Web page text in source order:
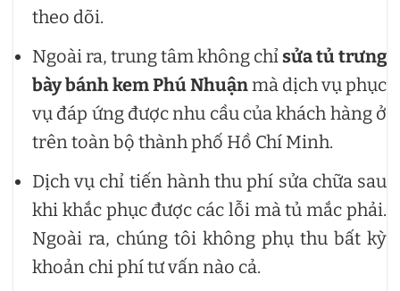
theo dõi.
Ngoài ra, trung tâm không chỉsửa tủ trưng
bày bánh kem Phú Nhuậnmà dịch vụ phục
vụ đáp ứng được nhu cầu của khách hàng ở
trên toàn bộ thành phố Hồ Chí Minh.
Dịch vụ chỉ tiến hành thu phí sửa chữa sau
khi khắc phục được các lỗi mà tủ mắc phải.
Ngoài ra, chúng tôi không phụ thu bất kỳ
khoản chi phí tư vấn nào cả.